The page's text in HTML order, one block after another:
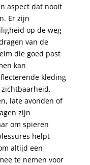
aspect dat nooit
Er zijn
op de weg
van de
die goed past
kan
kleding
late avonden of
zijn
om spieren
helpt
altijd een
te nemen voor